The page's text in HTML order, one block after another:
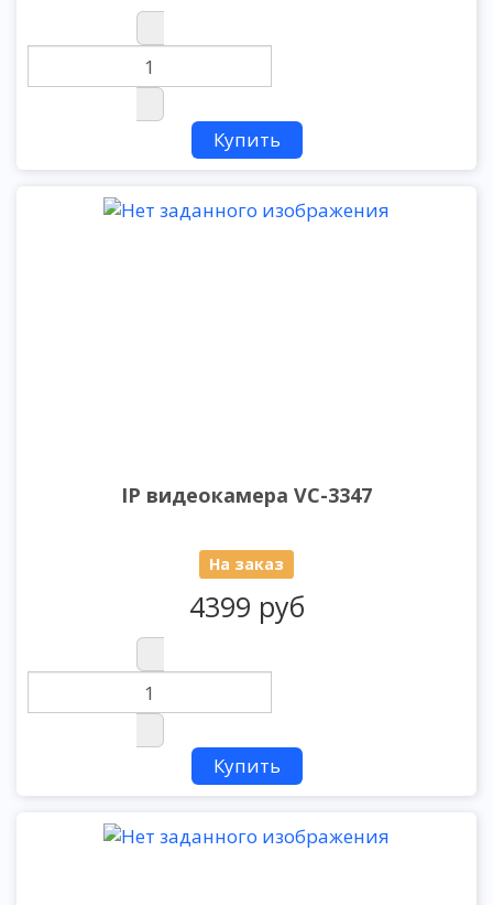
IP видеокамера VC-3347
На заказ
4399 руб